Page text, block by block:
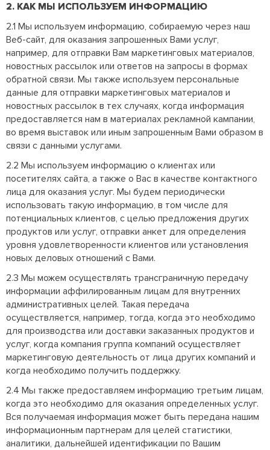
2. КАК МЫ ИСПОЛЬЗУЕМ ИНФОРМАЦИЮ
2.1 Мы используем информацию, собираемую через наш
Веб-сайт, для оказания запрошенных Вами услуг,
например, для отправки Вам маркетинговых материалов,
новостных рассылок или ответов на запросы в формах
обратной связи. Мы также используем персональные
данные для отправки маркетинговых материалов и
новостных рассылок в тех случаях, когда информация
предоставляется нам в материалах рекламной кампании,
во время выставок или иным запрошенным Вами образом в
связи с данными услугами.
2.2 Мы используем информацию о клиентах или
посетителях сайта, а также о Вас в качестве контактного
лица для оказания услуг. Мы будем периодически
использовать такую информацию, в том числе для
потенциальных клиентов, с целью предложения других
продуктов или услуг, отправки анкет для определения
уровня удовлетворенности клиентов или установления
новых деловых отношений с Вами.
2.3 Мы можем осуществлять трансграничную передачу
информации аффилированным лицам для внутренних
административных целей. Такая передача
осуществляется, например, тогда, когда это необходимо
для производства или доставки заказанных продуктов и
услуг, когда компания группа компаний осуществляет
маркетинговую деятельность от лица других компаний и
когда необходимо получить поддержку.
2.4 Мы также предоставляем информацию третьим лицам,
когда это необходимо для оказания определенных услуг.
Вся получаемая информация может быть передана нашим
информационным партнерам для целей статистики,
аналитики, дальнейшей идентификации по Вашим